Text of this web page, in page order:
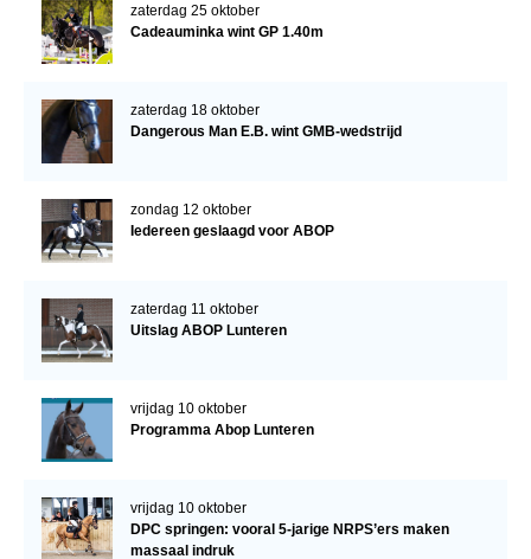
zaterdag 25 oktober
Cadeauminka wint GP 1.40m
zaterdag 18 oktober
Dangerous Man E.B. wint GMB-wedstrijd
zondag 12 oktober
Iedereen geslaagd voor ABOP
zaterdag 11 oktober
Uitslag ABOP Lunteren
vrijdag 10 oktober
Programma Abop Lunteren
vrijdag 10 oktober
DPC springen: vooral 5-jarige NRPS’ers maken
massaal indruk